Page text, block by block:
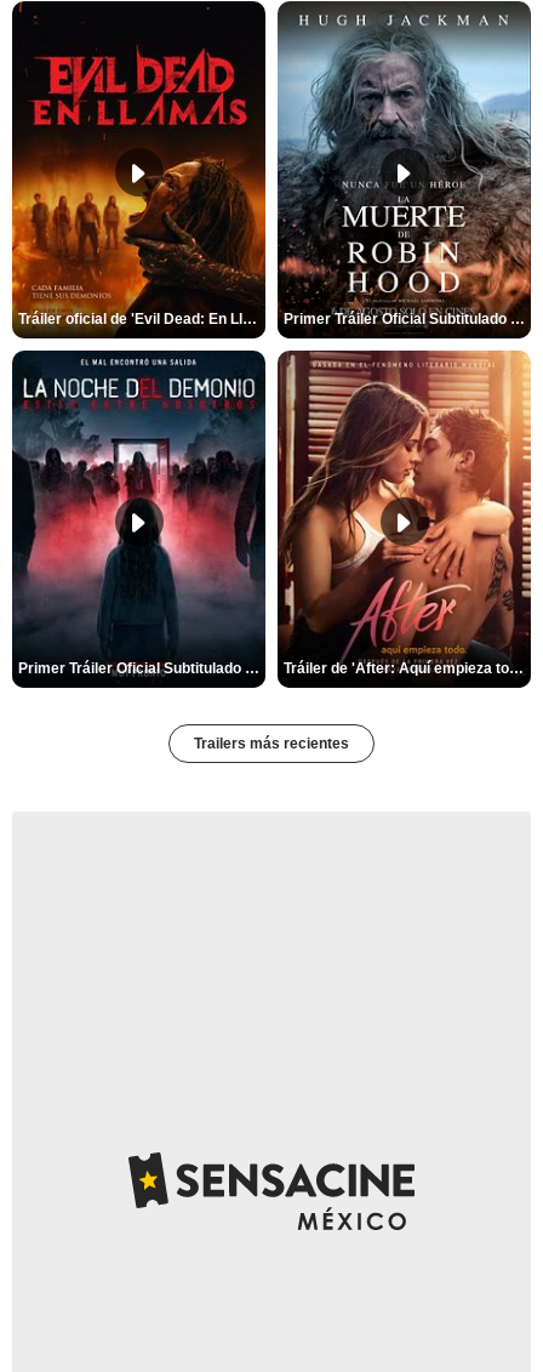
Tráiler oficial de 'Evil Dead: En Llamas' Primer Tráiler Oficial Subtitulado de 'La Muerte de Robin Hood'
Primer Tráiler Oficial Subtitulado de 'La Noche Del Demonio: Están Entre Nosotros' Tráiler de 'After: Aquí empieza todo'
Trailers más recientes